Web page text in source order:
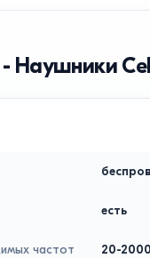
- Наушники
есть
частот
20-